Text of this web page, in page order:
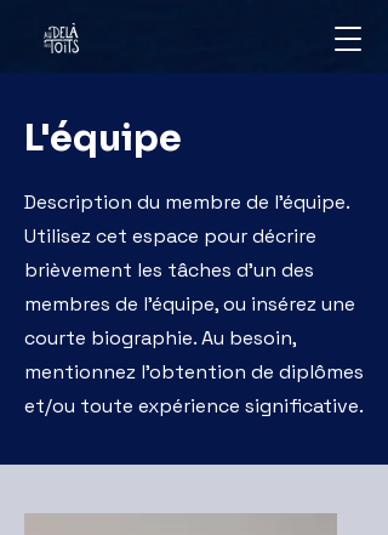
L'équipe
Description du membre de l'équipe.
Utilisez cet espace pour décrire
brièvement les tâches d'un des
membres de l'équipe, ou insérez une
courte biographie. Au besoin,
mentionnez l'obtention de diplômes
et/​ou toute expérience significative.